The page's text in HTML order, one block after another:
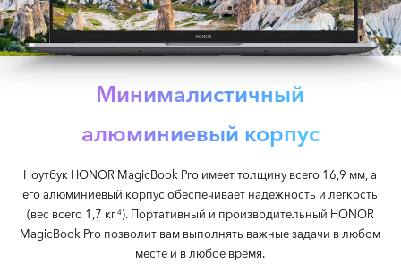
Минималистичный
алюминиевый корпус
Ноутбук HONOR MagicBook Pro имеет толщину всего 16,9 мм, а
его алюминиевый корпус обеспечивает надежность и легкость
(вес всего1,7 кг4). Портативный и производительный HONOR
MagicBook Pro позволит вам выполнять важные задачи в любом
месте и в любое время.